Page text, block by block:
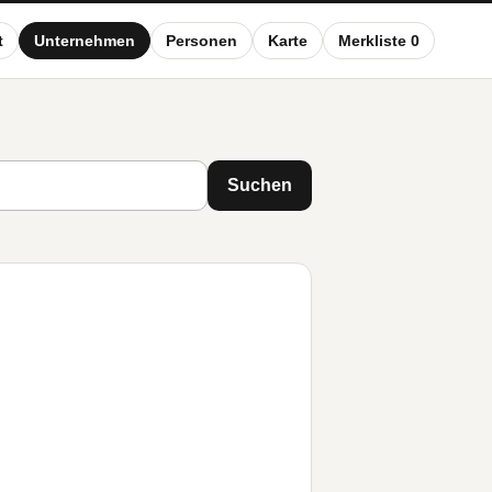
Unternehmen Personen Karte Merkliste 0
Suchen